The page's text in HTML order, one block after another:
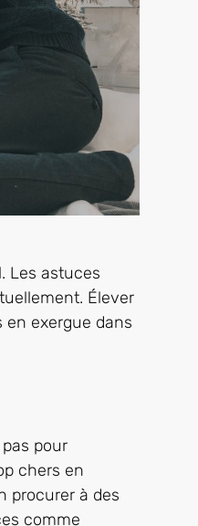
Les astuces
Élever
en exergue dans
pour
chers en
procurer à des
comme